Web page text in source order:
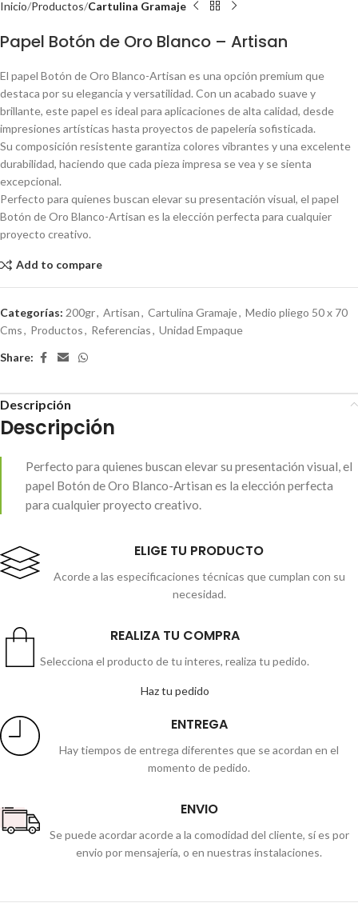
Inicio Productos Cartulina Gramaje
Papel Botón de Oro Blanco – Artisan
El papel Botón de Oro Blanco-Artisan es una opción premium que
destaca por su elegancia y versatilidad. Con un acabado suave y
brillante, este papel es ideal para aplicaciones de alta calidad, desde
impresiones artísticas hasta proyectos de papelería sofisticada.
Su composición resistente garantiza colores vibrantes y una excelente
durabilidad, haciendo que cada pieza impresa se vea y se sienta
excepcional.
Perfecto para quienes buscan elevar su presentación visual, el papel
Botón de Oro Blanco-Artisan es la elección perfecta para cualquier
proyecto creativo.
Add to compare
Categorías: 200gr, Artisan, Cartulina Gramaje, Medio pliego 50 x 70
Cms, Productos, Referencias, Unidad Empaque
Share:
Descripción
Descripción
Perfecto para quienes buscan elevar su presentación visual, el
papel Botón de Oro Blanco-Artisan es la elección perfecta
para cualquier proyecto creativo.
ELIGE TU PRODUCTO
Acorde a las especificaciones técnicas que cumplan con su
necesidad.
REALIZA TU COMPRA
Selecciona el producto de tu interes, realiza tu pedido.
Haz tu pedido
ENTREGA
Hay tiempos de entrega diferentes que se acordan en el
momento de pedido.
ENVIO
Se puede acordar acorde a la comodidad del cliente, sí es por
envio por mensajería, o en nuestras instalaciones.